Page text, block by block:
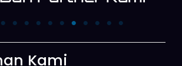
Kami